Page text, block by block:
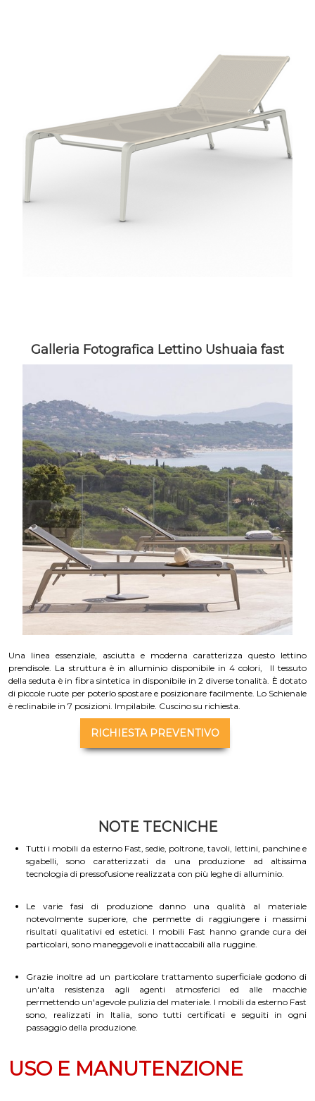
Galleria Fotografica Lettino Ushuaia fast
Una linea essenziale, asciutta e moderna caratterizza questo lettino
prendisole. La struttura è in alluminio disponibile in 4 colori, Il tessuto
della seduta è in fibra sintetica in disponibile in 2 diverse tonalità. È dotato
di piccole ruote per poterlo spostare e posizionare facilmente. Lo Schienale
è reclinabile in 7 posizioni. Impilabile. Cuscino su richiesta.
RICHIESTA PREVENTIVO
NOTE TECNICHE
Tutti i mobili da esterno Fast, sedie, poltrone, tavoli, lettini, panchine e
sgabelli, sono caratterizzati da una produzione ad altissima
tecnologia di pressofusione realizzata con più leghe di alluminio.
Le varie fasi di produzione danno una qualità al materiale
notevolmente superiore, che permette di raggiungere i massimi
risultati qualitativi ed estetici. I mobili Fast hanno grande cura dei
particolari, sono maneggevoli e inattaccabili alla ruggine.
Grazie inoltre ad un particolare trattamento superficiale godono di
un'alta resistenza agli agenti atmosferici ed alle macchie
permettendo un'agevole pulizia del materiale. I mobili da esterno Fast
sono, realizzati in Italia, sono tutti certificati e seguiti in ogni
passaggio della produzione.
USO E MANUTENZIONE